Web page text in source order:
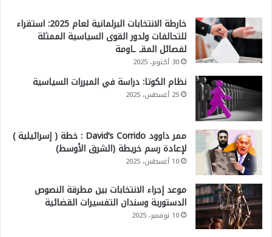
ا
ا
و
ي
م
خارطة الانتخابات البرلمانية لعام 2025: استقراء
للتحالفات ولدور القوى السياسية الممثلة
لفصائل المقـ ـاومة
30 أكتوبر، 2025
نظام الكوتا: دراسة في المبررات السياسية
25 أغسطس، 2025
ممر داوود David’s Corrido : خطة ( إسرائيلية )
لإعادة رسم خريطة (الشرق الأوسط)
10 أغسطس، 2025
موعد إجراء الانتخابات بين مطرقة النصوص
الدستورية وسندان التفسيرات القضائية
10 نوفمبر، 2025